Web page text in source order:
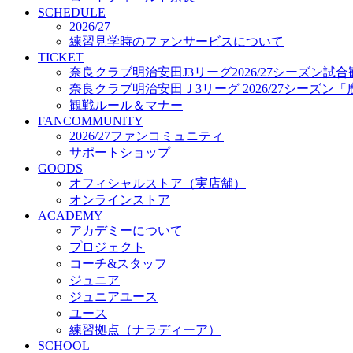
プロジェクト
コーチ&スタッフ
ジュニア
ジュニアユース
ユース
練習拠点（ナラディーア）
SCHOOL
CLUB
2026/27 パートナー企業
パートナー募集
クラブ理念
クラブ情報
サステナビリティ
Web制作支援
応援プロジェクト
SCHEDULE
2026/27
練習見学時のファンサービスについて
TICKET
奈良クラブ明治安田J3リーグ2026/27シーズン試合
奈良クラブ明治安田Ｊ3リーグ 2026/27シーズン「
観戦ルール＆マナー
FANCOMMUNITY
2026/27ファンコミュニティ
サポートショップ
GOODS
オフィシャルストア（実店舗）
オンラインストア
ACADEMY
アカデミーについて
プロジェクト
コーチ&スタッフ
ジュニア
ジュニアユース
ユース
練習拠点（ナラディーア）
SCHOOL